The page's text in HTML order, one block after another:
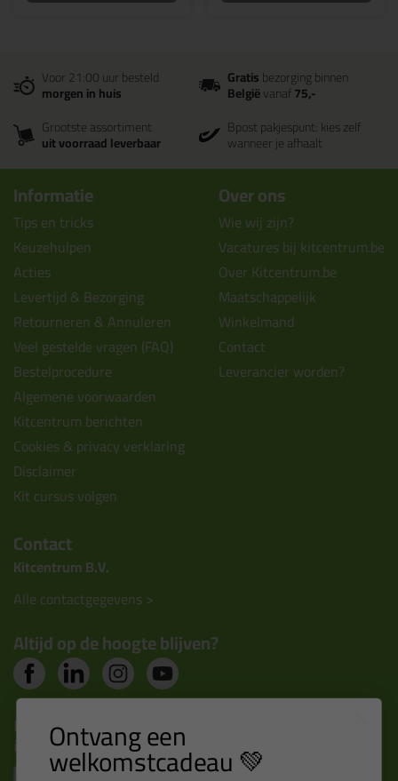
Voor 21:00 uur besteld
morgen in huis
Gratisbezorging binnen
Belgiëvanaf75,-
Grootste assortiment
uit voorraad leverbaar
Bpost pakjespunt: kies zelf
wanneer je afhaalt
Informatie
Tips en tricks
Keuzehulpen
Acties
Levertijd & Bezorging
Retourneren & Annuleren
Veel gestelde vragen (FAQ)
Bestelprocedure
Algemene voorwaarden
Kitcentrum berichten
Cookies & privacy verklaring
Disclaimer
Kit cursus volgen
Over ons
Wie wij zijn?
Vacatures bij kitcentrum.be
Over Kitcentrum.be
Maatschappelijk
Winkelmand
Contact
Leverancier worden?
Contact
Kitcentrum B.V.
Alle contactgegevens >
Altijd op de hoogte blijven?
Nieuws, tips en exclusieve deals rechtstreeks in je
inbox Ontvang een
welkomstcadeau 💚